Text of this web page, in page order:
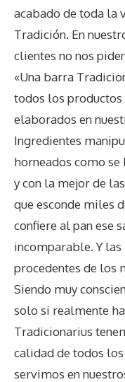
acabado de toda la
Tradición. En
clientes no nos
«Una barra
todos los productos
elaborados en
Ingredientes
horneados como se
y con la mejor de
que esconde miles
confiere al pan ese
incomparable. Y las
procedentes de los
Siendo muy
solo si realmente
Tradicionarius
calidad de todos
servimos en